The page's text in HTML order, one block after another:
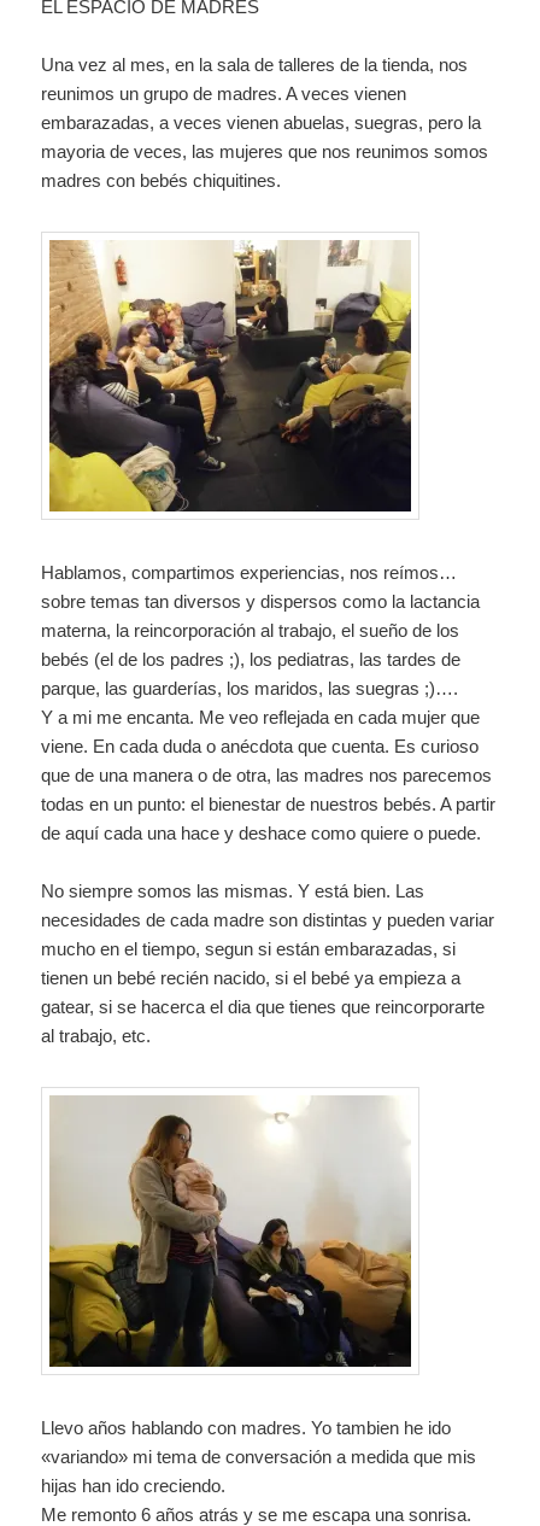
EL ESPACIO DE MADRES
Una vez al mes, en la sala de talleres de la tienda, nos
reunimos un grupo de madres. A veces vienen
embarazadas, a veces vienen abuelas, suegras, pero la
mayoria de veces, las mujeres que nos reunimos somos
madres con bebés chiquitines.
Hablamos, compartimos experiencias, nos reímos…
sobre temas tan diversos y dispersos como la lactancia
materna, la reincorporación al trabajo, el sueño de los
bebés (el de los padres ;), los pediatras, las tardes de
parque, las guarderías, los maridos, las suegras ;)….
Y a mi me encanta. Me veo reflejada en cada mujer que
viene. En cada duda o anécdota que cuenta. Es curioso
que de una manera o de otra, las madres nos parecemos
todas en un punto: el bienestar de nuestros bebés. A partir
de aquí cada una hace y deshace como quiere o puede.
No siempre somos las mismas. Y está bien. Las
necesidades de cada madre son distintas y pueden variar
mucho en el tiempo, segun si están embarazadas, si
tienen un bebé recién nacido, si el bebé ya empieza a
gatear, si se hacerca el dia que tienes que reincorporarte
al trabajo, etc.
Llevo años hablando con madres. Yo tambien he ido
«variando» mi tema de conversación a medida que mis
hijas han ido creciendo.
Me remonto 6 años atrás y se me escapa una sonrisa.